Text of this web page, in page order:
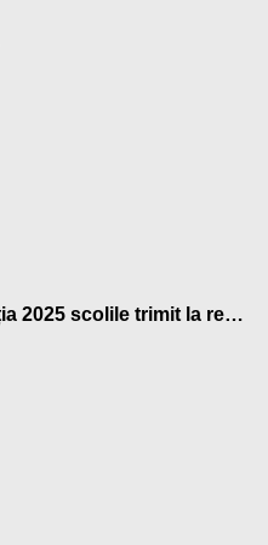
„Nicio baterie la gunoi!” ediția 2025 scolile trimit la reciclare peste 4 tone de baterii uzate